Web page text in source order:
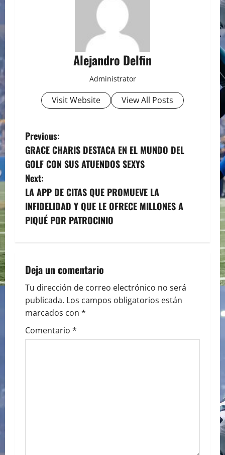
Alejandro Delfin
Administrator
Visit Website View All Posts
P
o
s
t
n
v
i
g
a
Previous:
GRACE CHARIS DESTACA EN EL MUNDO DEL
GOLF CON SUS ATUENDOS SEXYS
Next:
LA APP DE CITAS QUE PROMUEVE LA
INFIDELIDAD Y QUE LE OFRECE MILLONES A
PIQUÉ POR PATROCINIO
Deja un comentario
Tu dirección de correo electrónico no será
publicada. Los campos obligatorios están
marcados con *
Comentario *